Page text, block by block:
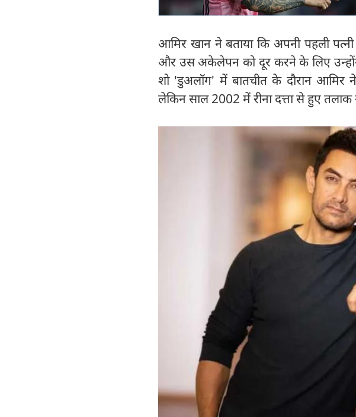
आमिर खान ने बताया कि अपनी पहली
और उस अकेलेपन को दूर करने के लिए उन्होंने
शो 'डुअलॉग' में बातचीत के दौरान आमिर
लेकिन साल 2002 में रीना दत्ता से हुए तलाक